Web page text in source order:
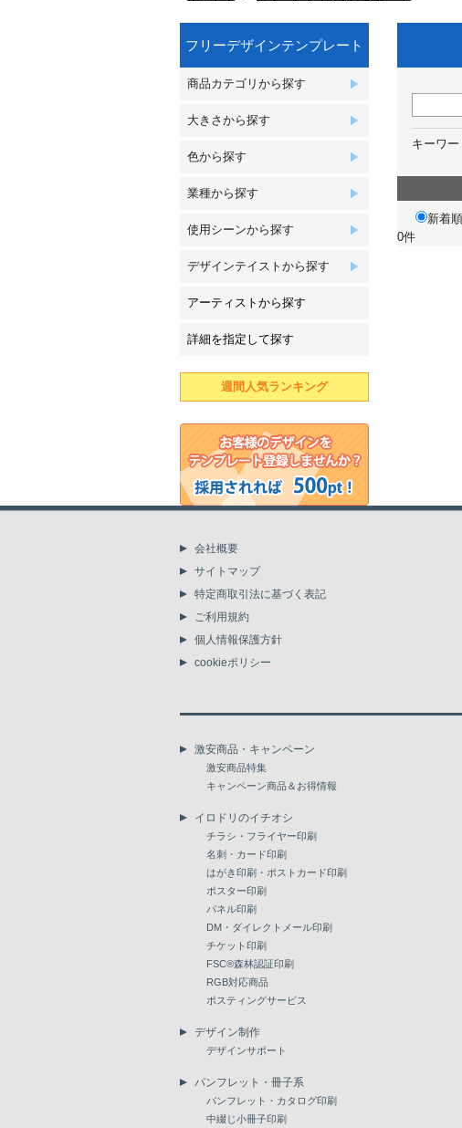
フリーデザインテンプレート
商品カテゴリから探す
大きさから探す
色から探す
業種から探す
使用シーンから探す
デザインテイストから探す
アーティストから探す
詳細を指定して探す
週間人気ランキング
キーワー
新着順
0件
会社概要
サイトマップ
特定商取引法に基づく表記
ご利用規約
個人情報保護方針
cookieポリシー
激安商品・キャンペーン
激安商品特集
キャンペーン商品＆お得情報
イロドリのイチオシ
チラシ・フライヤー印刷
名刺・カード印刷
はがき印刷・ポストカード印刷
ポスター印刷
パネル印刷
DM・ダイレクトメール印刷
チケット印刷
FSC®森林認証印刷
RGB対応商品
ポスティングサービス
デザイン制作
デザインサポート
パンフレット・冊子系
パンフレット・カタログ印刷
中綴じ小冊子印刷